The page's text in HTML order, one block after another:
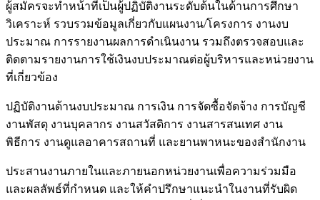
ผู้สมัครจะทำหน้าที่เป็นผู้ปฏิบัติงานระดับต้นในด้านการศึกษา
วิเคราะห์ รวบรวมข้อมูลเกี่ยวกับแผนงาน/โครงการ งานงบ
ประมาณ การรายงานผลการดำเนินงาน รวมถึงตรวจสอบและ
ติดตามรายงานการใช้เงินงบประมาณต่อผู้บริหารและหน่วยงาน
ที่เกี่ยวข้อง
ปฏิบัติงานด้านงบประมาณ การเงิน การจัดซื้อจัดจ้าง การบัญชี
งานพัสดุ งานบุคลากร งานสวัสดิการ งานสารสนเทศ งาน
พิธีการ งานดูแลอาคารสถานที่ และยานพาหนะของสำนักงาน
ประสานงานภายในและภายนอกหน่วยงานเพื่อความร่วมมือ
และผลลัพธ์ที่กำหนด และให้คำปรึกษาแนะนำในงานที่รับผิด